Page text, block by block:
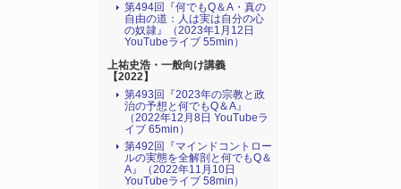
第494回『何でもQ＆A・真の
自由の道：人は実は自分の心
の奴隷』（2023年1月12日
YouTubeライブ 55min）
上祐史浩・一般向け講義
【2022】
第493回『2023年の宗教と政
治の予想と何でもQ＆A』
（2022年12月8日 YouTubeラ
イブ 65min）
第492回『マインドコントロー
ルの実態を全解剖と何でもQ＆
A』（2022年11月10日
YouTubeライブ 58min）